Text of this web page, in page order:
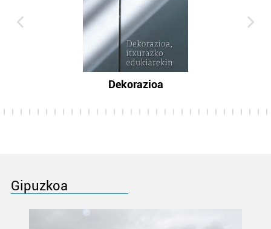
Dekorazioa
Gipuzkoa